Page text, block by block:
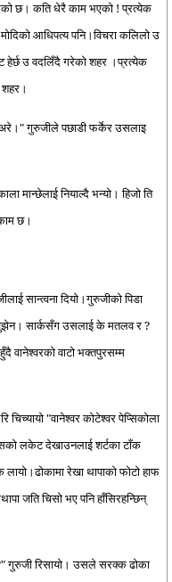
छ। कति धेरै काम भएको ! प्रत्येक
आधिपत्य पनि।विचरा कलिलो उ
हेर्छ उ वदलिँदै गरेको शहर ।प्रत्येक
गुरुजीले पछाडी फर्केर उसलाइ
मान्छेलाई नियाल्दै भन्यो। हिजो ति
छ।
सान्त्वना दियो।गुरुजीको पिडा
सार्कसँग उसलाई के मतलव र ?
वानेश्वरको वाटो भक्तपुरसम्म
"वानेश्वर कोटेश्वर पेप्सिकोला
लकेट देखाउनलाई शर्टका टाँक
रेखा थापाको फोटो हाफ
जति चिसो भए पनि हाँसिरहन्छिन्
?" गुरुजी रिसायो। उसले सरक्क ढोका